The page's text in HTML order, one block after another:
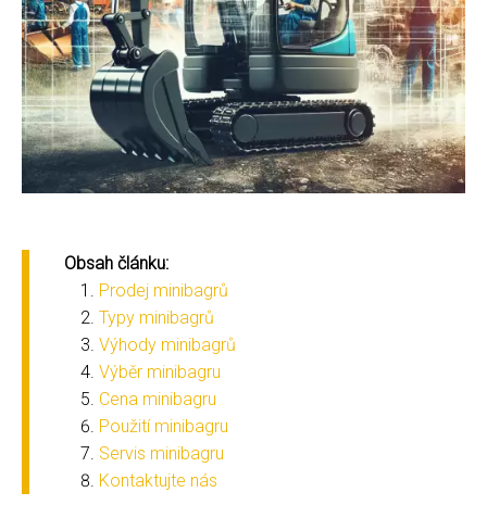
Obsah článku:
Prodej minibagrů
Typy minibagrů
Výhody minibagrů
Výběr minibagru
Cena minibagru
Použití minibagru
Servis minibagru
Kontaktujte nás